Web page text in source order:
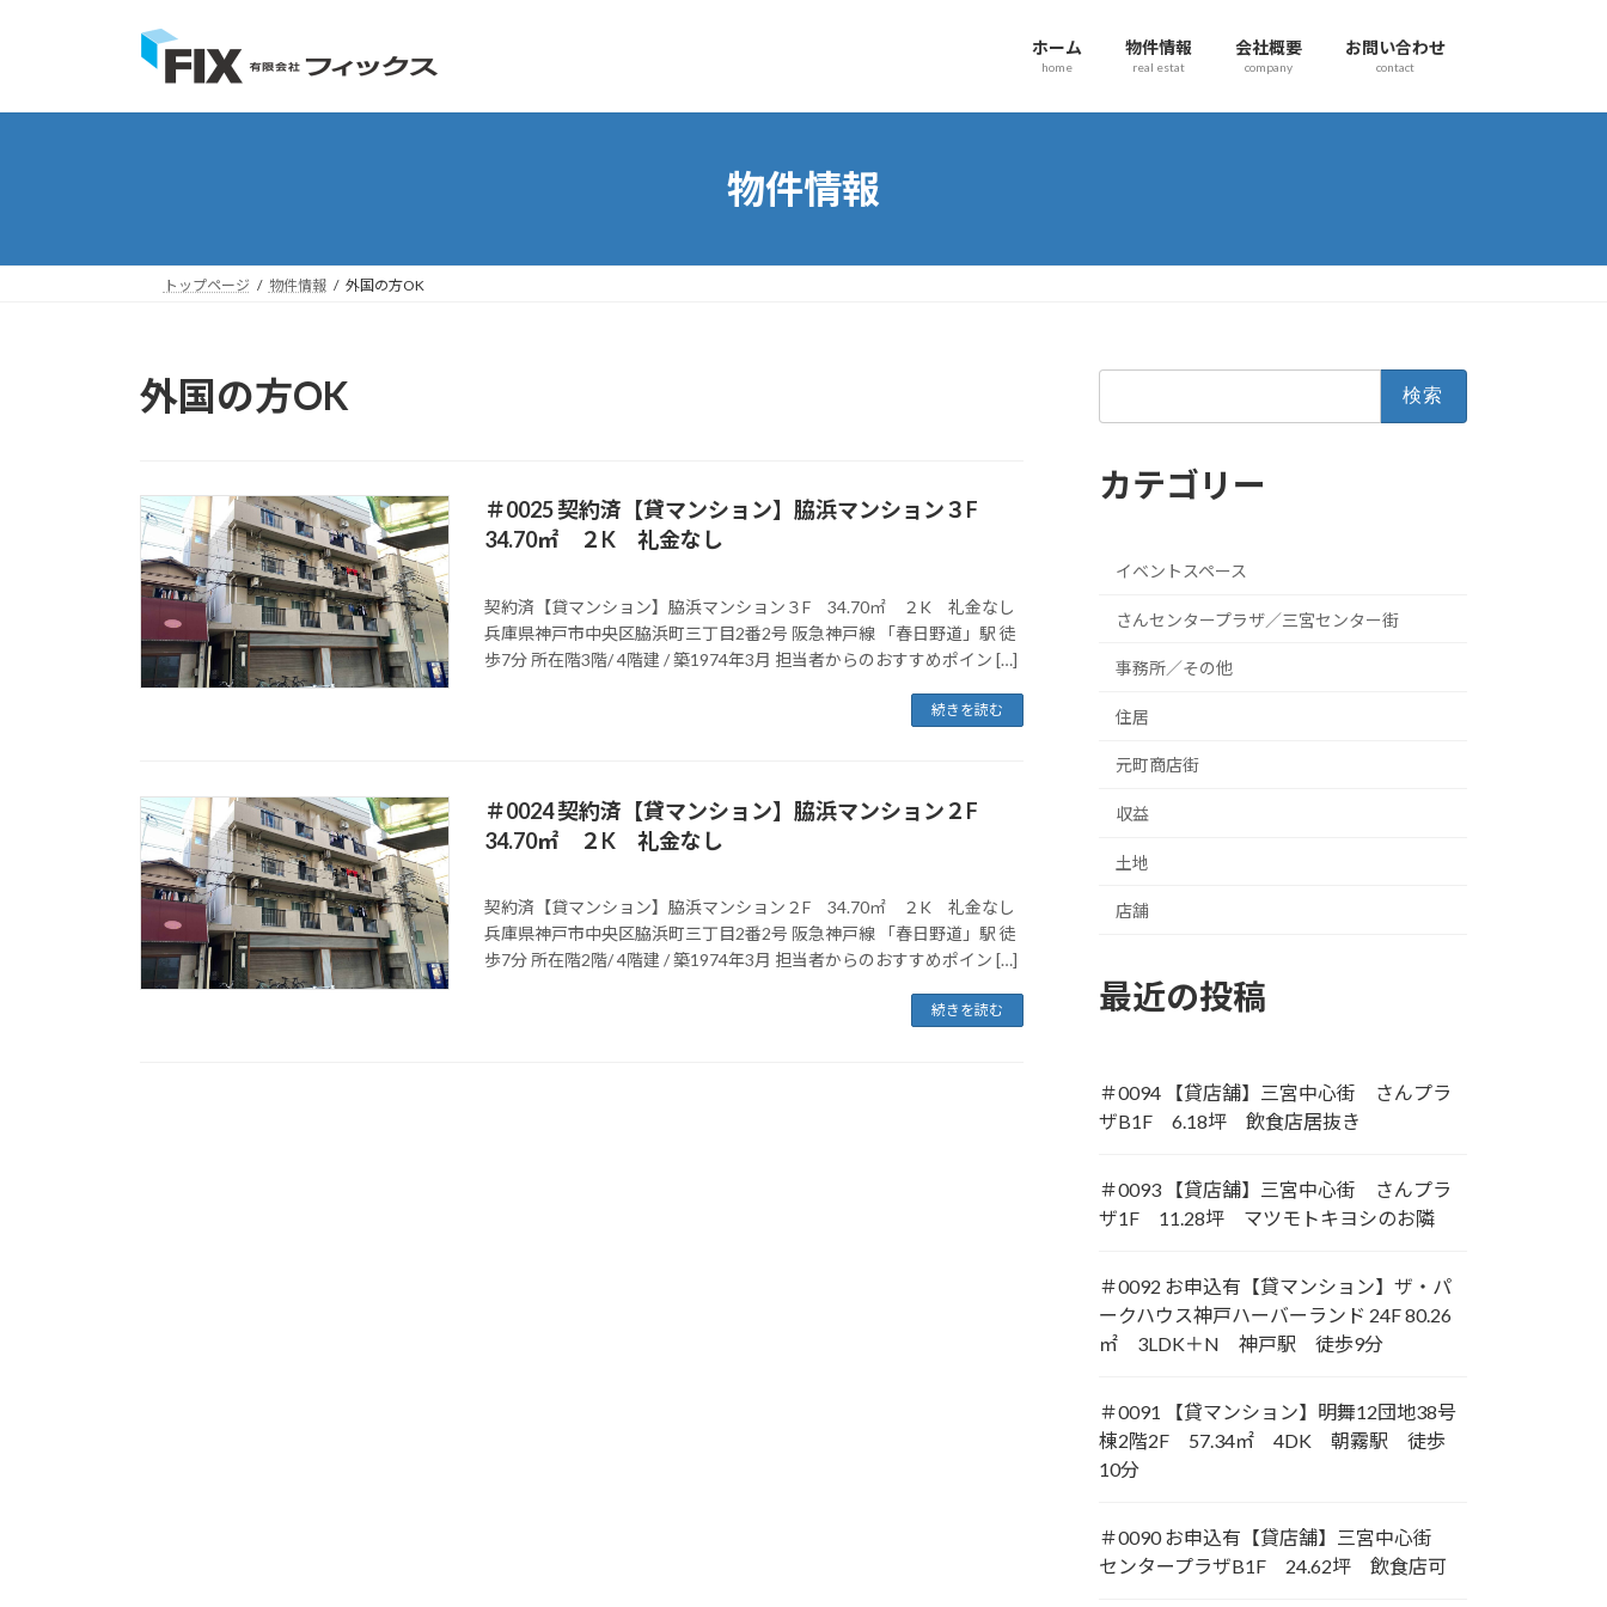
プ
動
ホーム
home
物件情報
real estat
会社概要
company
お問い合わせ
contact
物件情報
トップページ 物件情報 外国の方OK
外国の方OK
＃0025 契約済【貸マンション】脇浜マンション３F
34.70㎡ ２K 礼金なし
契約済【貸マンション】脇浜マンション３F 34.70㎡ ２K 礼金なし
兵庫県神戸市中央区脇浜町三丁目2番2号 阪急神戸線 「春日野道」駅 徒
歩7分 所在階3階/ 4階建 / 築1974年3月 担当者からのおすすめポイン […]
続きを読む
＃0024 契約済【貸マンション】脇浜マンション２F
34.70㎡ ２K 礼金なし
契約済【貸マンション】脇浜マンション２F 34.70㎡ ２K 礼金なし
兵庫県神戸市中央区脇浜町三丁目2番2号 阪急神戸線 「春日野道」駅 徒
歩7分 所在階2階/ 4階建 / 築1974年3月 担当者からのおすすめポイン […]
続きを読む
カテゴリー
イベントスペース
さんセンタープラザ／三宮センター街
事務所／その他
住居
元町商店街
収益
土地
店舗
最近の投稿
＃0094 【貸店舗】三宮中心街 さんプラ
ザB1F 6.18坪 飲食店居抜き
＃0093 【貸店舗】三宮中心街 さんプラ
ザ1F 11.28坪 マツモトキヨシのお隣
＃0092 お申込有【貸マンション】ザ・パ
ークハウス神戸ハーバーランド 24F 80.26
㎡ 3LDK＋N 神戸駅 徒歩9分
＃0091 【貸マンション】明舞12団地38号
棟2階2F 57.34㎡ 4DK 朝霧駅 徒歩
10分
＃0090 お申込有【貸店舗】三宮中心街
センタープラザB1F 24.62坪 飲食店可